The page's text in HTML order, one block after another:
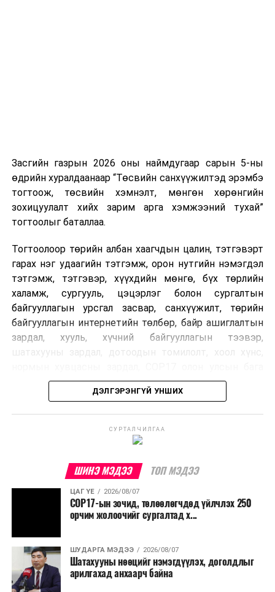
Шинэ хууль Францын зах зээлд үйлчилдэг гадаадын
дуудлагын төвүүдэд нөлөөлөхөөр байна. Тухайлбал,
Мароккогийн дуудлагын төвүүдийн орлогын 80 гаруй
хувь Францын зах зээлээс бүрддэг бөгөөд тус улсын
40–50 мянган ажлын байр эрсдэлд орж болзошгүйг
Засгийн газрын 2026 оны наймдугаар сарын 5-ны
өдрийн хуралдаанаар “Төсвийн санхүүжилтэд эрэмбэ
тогтоож, төсвийн хэмнэлт, мөнгөн хөрөнгийн
зохицуулалт хийх зарим арга хэмжээний тухай”
тогтоолыг баталлаа.
Тогтоолоор төрийн албан хаагчдын цалин, тэтгэвэрт
гарах нэг удаагийн тэтгэмж, орон нутгийн нэмэгдэл
тэтгэмж, тэтгэвэр, хүүхдийн мөнгө, бүх төрлийн
халамж, сургууль, цэцэрлэг болон сургалтын
байгууллагын урсгал засвар, санхүүжилт, төрийн
байгууллагын интернетийн төлбөр, байр ашиглалтын
зардал, хууль, хүчний байгууллагын тээвэр,
хурлын зардал, Засгийн газрын өр, орон нутгийн нөөц
хөрөнгийн санхүүжилтийг хэвийн үргэлжлүүлэхээр
шийдвэрлэжээ.
Харин дараах зардлыг хязгаарлахаар болсон байна.
шийдвэртэйгээс бусад хурал, зөвлөгөөн, ой,
тэмдэглэлт өдөр, найр наадам, соёлын арга
Урьдчилан төлөвлөсөн төрийн өндөр албан
тушаалтны томилолтоос бусад гадаад
томилолт, гадаадын зочин хүлээн авах зардал;
ДЭЛГЭРЭНГҮЙ УНШИХ
СУРТАЛЧИЛГАА
ШИНЭ МЭДЭЭ ТОП МЭДЭЭ
ЦАГ ҮЕ 2026/08/07
COP17-ын зочид, төлөөлөгчдөд үйлчлэх 250
орчим жолоочийг сургалтад х...
ШУДАРГА МЭДЭЭ 2026/08/07
Шатахууны нөөцийг нэмэгдүүлэх, доголдлыг
арилгахад анхаарч байна